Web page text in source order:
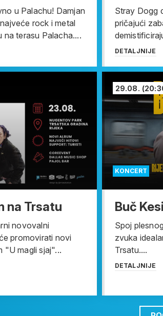
u Palachu! Damjan
rock i metal
terasu Palacha....
Stray Dogg
pričajući
DETALJNIJE
na Trsatu
novovalni
promovirati novi
"U magli sjaj"...
KONCERT
29.08.
Buč
Spoj
zvuka
Trsatu....
DETALJNIJE